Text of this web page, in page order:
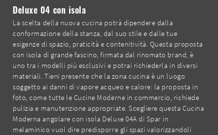
Deluxe 04 con isola
La scelta della nuova cucina potrà dipendere dalla
conformazione della stanza, dal suo stile e dalle tue
esigenze di spazio, praticità e contenitività. Questa proposta
con isola di grande fascino, firmata dal rinomato brand, è
uno tra i modelli più esclusivi e potrai richiederla in diversi
materiali. Tieni presente che la zona cucina è un luogo
soggetto ai danni di vapore acqueo e calore: la proposta in
foto, come tutte le Cucine Moderne in commercio, richiede
pulizia e manutenzione appropriate. Scegliere questa Cucina
Moderna angolare con isola Deluxe 04A di Spar in
melaminico vuol dire predisporre gli spazi valorizzandoli